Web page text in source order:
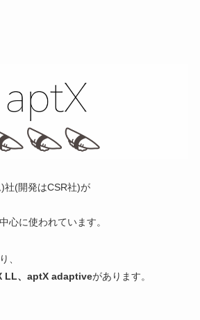
社(開発はCSR社)が
に使われています。
、
LL、aptX adaptiveがあります。